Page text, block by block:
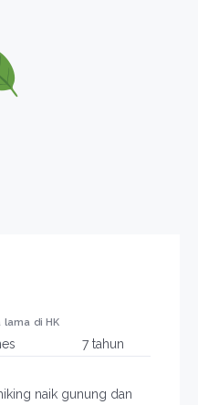
lama di HK
7 tahun
naik gunung dan